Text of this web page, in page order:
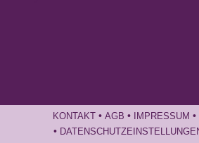
KONTAKT • AGB • IMPRESSUM •
•